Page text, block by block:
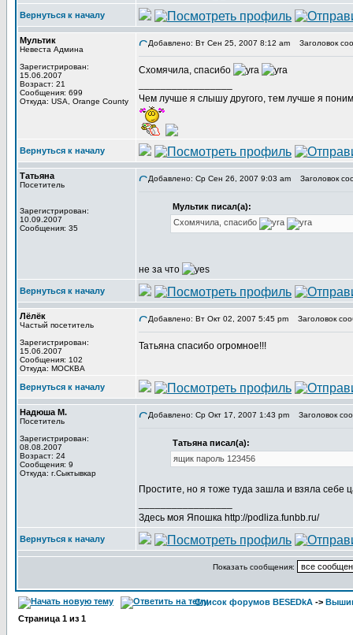
Вернуться к началу
Мультик
Невеста Админа
Зарегистрирован:
15.06.2007
Возраст: 21
Сообщения: 699
Откуда: USA, Orange County
Добавлено: Вт Сен 25, 2007 8:12 am Заголовок
Схомячила, спасибо
Чем лучше я слышу другого, тем лучше я
Вернуться к началу
Татьяна
Посетитель
Зарегистрирован:
10.09.2007
Сообщения: 35
Добавлено: Ср Сен 26, 2007 9:03 am Заголовок
Мультик писал(а):
Схомячила, спасибо
не за что
Вернуться к началу
Лёлёк
Частый посетитель
Зарегистрирован:
15.06.2007
Сообщения: 102
Откуда: МОСКВА
Добавлено: Вт Окт 02, 2007 5:45 pm Заголовок
Татьяна спасибо огромное!!!
Вернуться к началу
Надюша М.
Посетитель
Зарегистрирован:
08.08.2007
Возраст: 24
Сообщения: 9
Откуда: г.Сыктывкар
Добавлено: Ср Окт 17, 2007 1:43 pm Заголовок
Татьяна писал(а):
ящик пароль 123456
Простите, но я тоже туда зашла и взяла себе
Здесь моя Япошка http://podliza.funbb.ru/
Вернуться к началу
Показать сообщения:
Список форумов BESEDkA ->
Страница 1 из 1